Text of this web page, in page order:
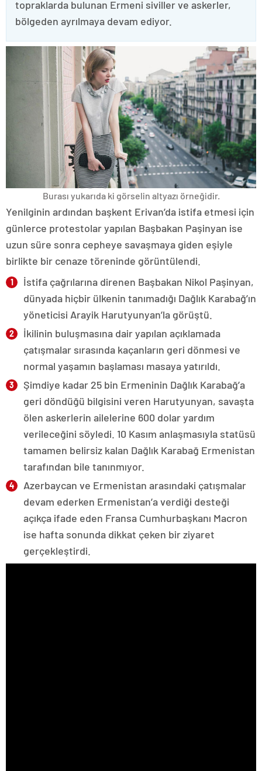
topraklarda bulunan Ermeni siviller ve askerler,
bölgeden ayrılmaya devam ediyor.
Burası yukarıda ki görselin altyazı örneğidir.
Yenilginin ardından başkent Erivan’da istifa etmesi için
günlerce protestolar yapılan Başbakan Paşinyan ise
uzun süre sonra cepheye savaşmaya giden eşiyle
birlikte bir cenaze töreninde görüntülendi.
İstifa çağrılarına direnen Başbakan Nikol Paşinyan,
dünyada hiçbir ülkenin tanımadığı Dağlık Karabağ’ın
yöneticisi Arayik Harutyunyan’la görüştü.
İkilinin buluşmasına dair yapılan açıklamada
çatışmalar sırasında kaçanların geri dönmesi ve
normal yaşamın başlaması masaya yatırıldı.
Şimdiye kadar 25 bin Ermeninin Dağlık Karabağ’a
geri döndüğü bilgisini veren Harutyunyan, savaşta
ölen askerlerin ailelerine 600 dolar yardım
verileceğini söyledi. 10 Kasım anlaşmasıyla statüsü
tamamen belirsiz kalan Dağlık Karabağ Ermenistan
tarafından bile tanınmıyor.
Azerbaycan ve Ermenistan arasındaki çatışmalar
devam ederken Ermenistan’a verdiği desteği
açıkça ifade eden Fransa Cumhurbaşkanı Macron
ise hafta sonunda dikkat çeken bir ziyaret
gerçekleştirdi.